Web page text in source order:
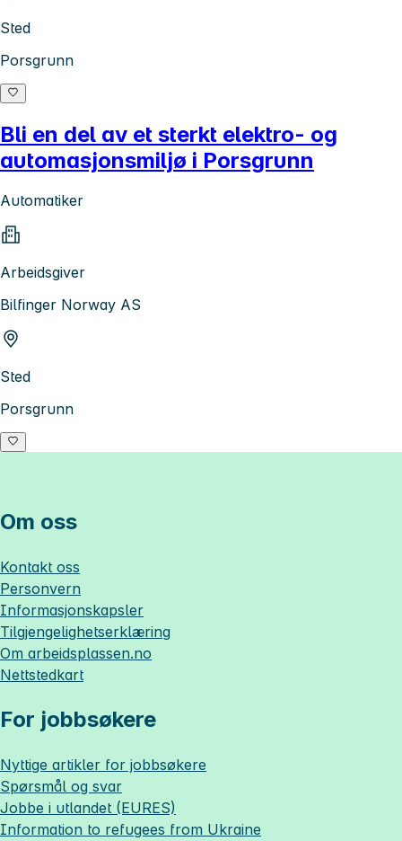
Sted
Porsgrunn
Bli en del av et sterkt elektro- og
automasjonsmiljø i Porsgrunn
Automatiker
Arbeidsgiver
Bilfinger Norway AS
Sted
Porsgrunn
Om oss
Kontakt oss
Personvern
Informasjonskapsler
Tilgjengelighetserklæring
Om arbeidsplassen.no
Nettstedkart
For jobbsøkere
Nyttige artikler for jobbsøkere
Spørsmål og svar
Jobbe i utlandet (EURES)
Information to refugees from Ukraine